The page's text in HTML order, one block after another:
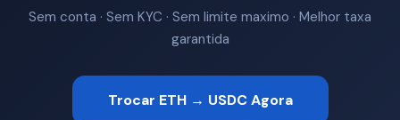
Sem conta · Sem KYC · Sem limite maximo · Melhor taxa
garantida
Trocar ETH → USDC Agora